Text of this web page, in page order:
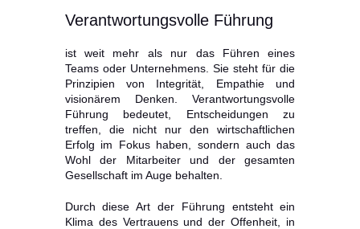
Verantwortungsvolle Führung
ist weit mehr als nur das Führen eines
Teams oder Unternehmens. Sie steht für die
Prinzipien von Integrität, Empathie und
visionärem Denken. Verantwortungsvolle
Führung bedeutet, Entscheidungen zu
treffen, die nicht nur den wirtschaftlichen
Erfolg im Fokus haben, sondern auch das
Wohl der Mitarbeiter und der gesamten
Gesellschaft im Auge behalten.
Durch diese Art der Führung entsteht ein
Klima des Vertrauens und der Offenheit, in